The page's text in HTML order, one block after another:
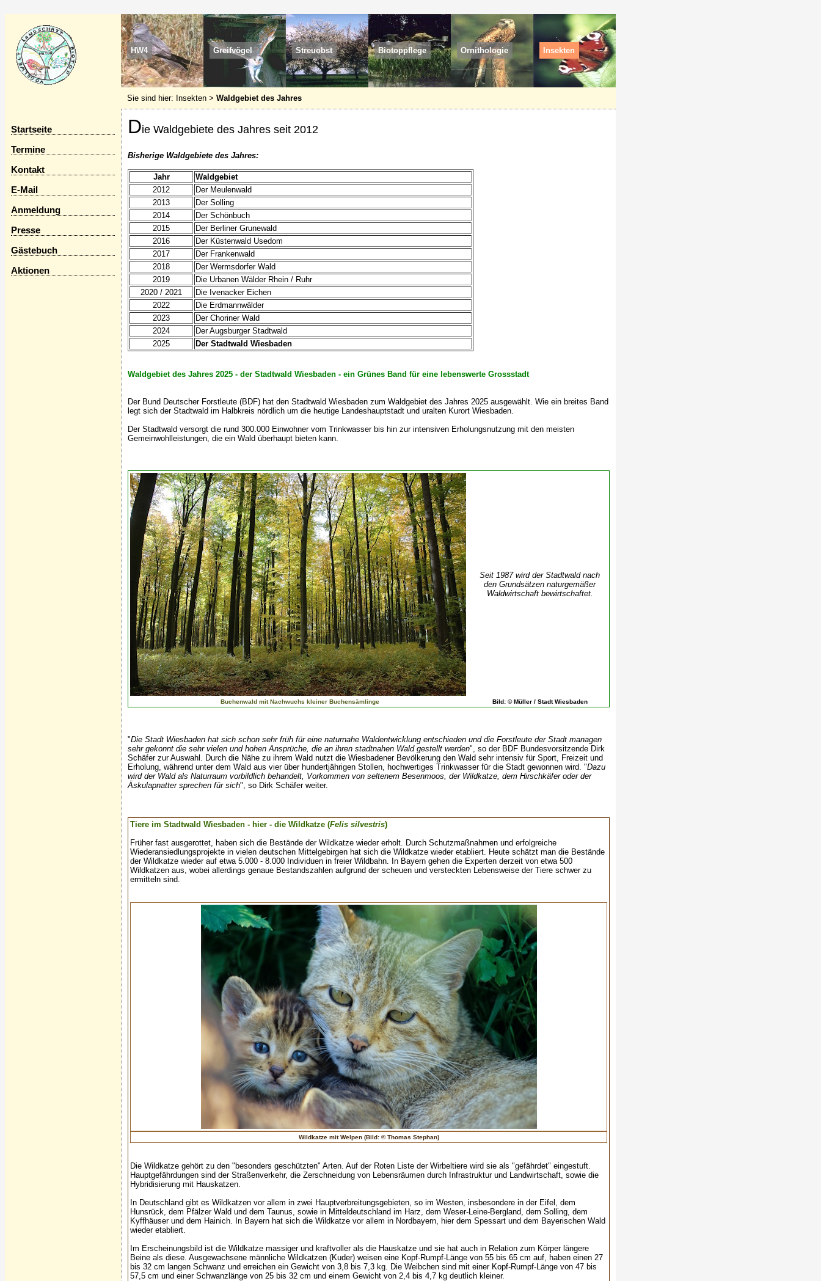
HW4 Greifvögel Streuobst Biotoppflege Ornithologie Insekten
Sie sind hier: Insekten > Waldgebiet des Jahres
Startseite
Termine
Kontakt
E-Mail
Anmeldung
Presse
Gästebuch
Aktionen
Die Waldgebiete des Jahres seit 2012
Bisherige Waldgebiete des Jahres:
Jahr
Waldgebiet
2012
Der Meulenwald
2013
Der Solling
2014
Der Schönbuch
2015
Der Berliner Grunewald
2016
Der Küstenwald Usedom
2017
Der Frankenwald
2018
Der Wermsdorfer Wald
2019
Die Urbanen Wälder Rhein / Ruhr
2020 / 2021
Die Ivenacker Eichen
2022
Die Erdmannwälder
2023
Der Choriner Wald
2024
Der Augsburger Stadtwald
2025
Der Stadtwald Wiesbaden
Waldgebiet des Jahres 2025 - der Stadtwald Wiesbaden - ein Grünes Band für eine lebenswerte Grossstadt
Der Bund Deutscher Forstleute (BDF) hat den Stadtwald Wiesbaden zum Waldgebiet des Jahres 2025 ausgewählt. Wie ein breites Band
legt sich der Stadtwald im Halbkreis nördlich um die heutige Landeshauptstadt und uralten Kurort Wiesbaden.
Der Stadtwald versorgt die rund 300.000 Einwohner vom Trinkwasser bis hin zur intensiven Erholungsnutzung mit den meisten
Gemeinwohlleistungen, die ein Wald überhaupt bieten kann.
Seit 1987 wird der Stadtwald nach
den Grundsätzen naturgemäßer
Waldwirtschaft bewirtschaftet.
Buchenwald mit Nachwuchs kleiner Buchensämlinge Bild: © Müller / Stadt Wiesbaden
"Die Stadt Wiesbaden hat sich schon sehr früh für eine naturnahe Waldentwicklung entschieden und die Forstleute der Stadt managen
sehr gekonnt die sehr vielen und hohen Ansprüche, die an ihren stadtnahen Wald gestellt werden", so der BDF Bundesvorsitzende Dirk
Schäfer zur Auswahl. Durch die Nähe zu ihrem Wald nutzt die Wiesbadener Bevölkerung den Wald sehr intensiv für Sport, Freizeit und
Erholung, während unter dem Wald aus vier über hundertjährigen Stollen, hochwertiges Trinkwasser für die Stadt gewonnen wird. "Dazu
wird der Wald als Naturraum vorbildlich behandelt, Vorkommen von seltenem Besenmoos, der Wildkatze, dem Hirschkäfer oder der
Äskulapnatter sprechen für sich", so Dirk Schäfer weiter.
Tiere im Stadtwald Wiesbaden - hier - die Wildkatze (Felis silvestris)
Früher fast ausgerottet, haben sich die Bestände der Wildkatze wieder erholt. Durch Schutzmaßnahmen und erfolgreiche
Wiederansiedlungsprojekte in vielen deutschen Mittelgebirgen hat sich die Wildkatze wieder etabliert. Heute schätzt man die Bestände
der Wildkatze wieder auf etwa 5.000 - 8.000 Individuen in freier Wildbahn. In Bayern gehen die Experten derzeit von etwa 500
Wildkatzen aus, wobei allerdings genaue Bestandszahlen aufgrund der scheuen und versteckten Lebensweise der Tiere schwer zu
ermitteln sind.
Wildkatze mit Welpen (Bild: © Thomas Stephan)
Die Wildkatze gehört zu den "besonders geschützten" Arten. Auf der Roten Liste der Wirbeltiere wird sie als "gefährdet" eingestuft.
Hauptgefährdungen sind der Straßenverkehr, die Zerschneidung von Lebensräumen durch Infrastruktur und Landwirtschaft, sowie die
Hybridisierung mit Hauskatzen.
In Deutschland gibt es Wildkatzen vor allem in zwei Hauptverbreitungsgebieten, so im Westen, insbesondere in der Eifel, dem
Hunsrück, dem Pfälzer Wald und dem Taunus, sowie in Mitteldeutschland im Harz, dem Weser-Leine-Bergland, dem Solling, dem
Kyffhäuser und dem Hainich. In Bayern hat sich die Wildkatze vor allem in Nordbayern, hier dem Spessart und dem Bayerischen Wald
wieder etabliert.
Im Erscheinungsbild ist die Wildkatze massiger und kraftvoller als die Hauskatze und sie hat auch in Relation zum Körper längere
Beine als diese. Ausgewachsene männliche Wildkatzen (Kuder) weisen eine Kopf-Rumpf-Länge von 55 bis 65 cm auf, haben einen 27
bis 32 cm langen Schwanz und erreichen ein Gewicht von 3,8 bis 7,3 kg. Die Weibchen sind mit einer Kopf-Rumpf-Länge von 47 bis
57,5 cm und einer Schwanzlänge von 25 bis 32 cm und einem Gewicht von 2,4 bis 4,7 kg deutlich kleiner.